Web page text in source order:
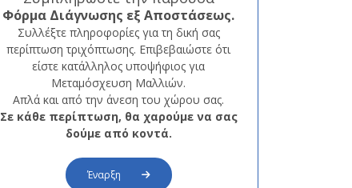
Φόρμα Διάγνωσης εξ Αποστάσεως.
Συλλέξτε πληροφορίες για τη δική σας
περίπτωση τριχόπτωσης. Επιβεβαιώστε ότι
είστε κατάλληλος υποψήφιος για
Μεταμόσχευση Μαλλιών.
Απλά και από την άνεση του χώρου σας.
Σε κάθε περίπτωση, θα χαρούμε να σας
δούμε από κοντά.
Έναρξη